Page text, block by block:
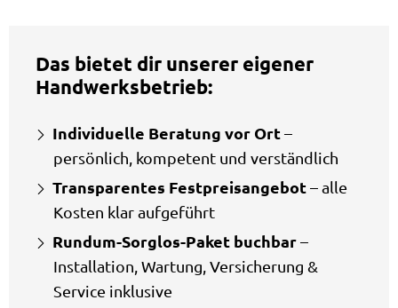
Das bietet dir unserer eigener
Handwerksbetrieb:
Individuelle Beratung vor Ort–
persönlich, kompetent und verständlich
Transparentes Festpreisangebot– alle
Kosten klar aufgeführt
Rundum-Sorglos-Paket buchbar–
Installation, Wartung, Versicherung &
Service inklusive